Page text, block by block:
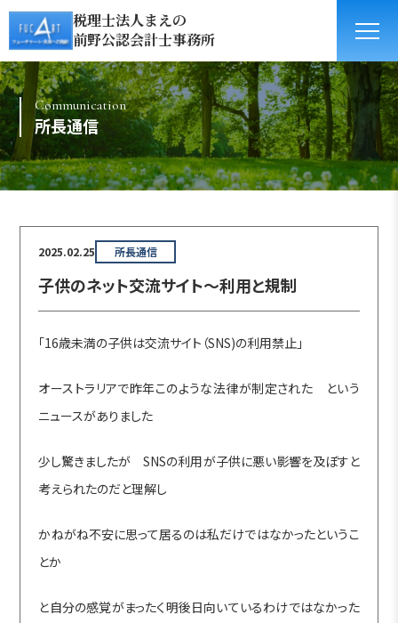
税理士法人まえの
前野公認会計士事務所
Communication
所長通信
2025.02.25 所長通信
子供のネット交流サイト～利用と規制
「16歳未満の子供は交流サイト（SNS)の利用禁止」
オーストラリアで昨年このような法律が制定された という
ニュースがありました
少し驚きましたが SNSの利用が子供に悪い影響を及ぼすと
考えられたのだと理解し
かねがね不安に思って居るのは私だけではなかったというこ
とか
と自分の感覚がまったく明後日向いているわけではなかった